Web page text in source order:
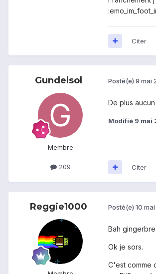
Citer
Gundelsol
Membre
209
Posté(e) 9 mai
De plus
Modifié 9 mai
Citer
Reggie1000 Posté(e) 10 mai
Bah
Ok je sors.
C'est comme